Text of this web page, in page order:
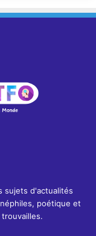
sujets d'actualités
poétique et